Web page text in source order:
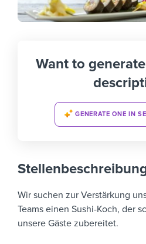
Want to
GENERATE ONE IN
Wir suchen zur Verstärkung
Teams einen Sushi-Koch, der
unsere Gäste zubereitet.